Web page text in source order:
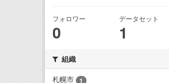
フォロワー
0
データセット
1
組織
札幌市
1